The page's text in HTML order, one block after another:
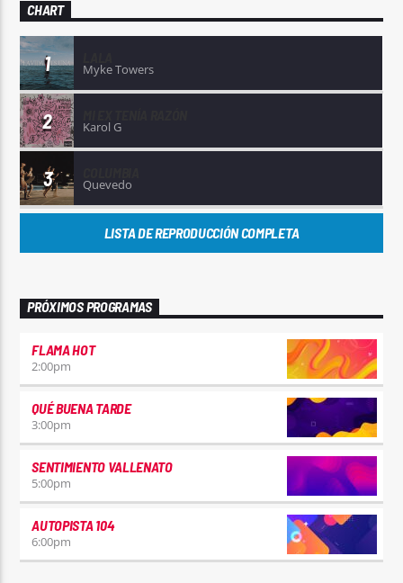
CHART
1 Myke Towers
2 Karol G
3 Quevedo
LISTA DE REPRODUCCIÓN COMPLETA
PRÓXIMOS PROGRAMAS
FLAMA HOT
2:00pm
QUÉ BUENA TARDE
3:00pm
SENTIMIENTO VALLENATO
5:00pm
AUTOPISTA 104
6:00pm